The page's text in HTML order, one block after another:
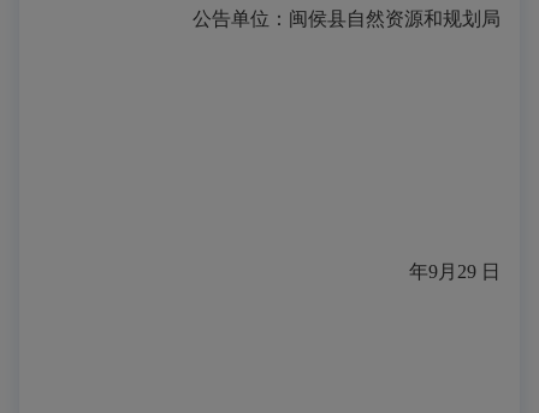
公告单位： 闽侯县自然资源和规划局
年9月 29 日